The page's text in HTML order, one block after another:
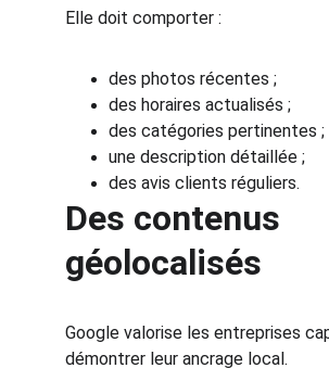
Elle doit comporter :
des photos récentes ;
des horaires actualisés ;
des catégories pertinentes ;
une description détaillée ;
des avis clients réguliers.
Des contenus
géolocalisés
Google valorise les entreprises
démontrer leur ancrage local.